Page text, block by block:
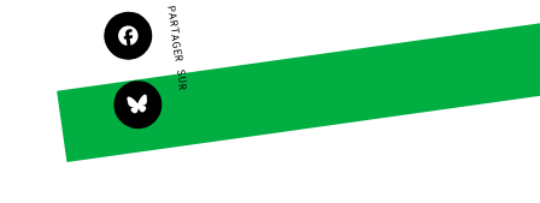
Soutenir les
campagnes
Transmettre tout ou
partie de son
patrimoine
Télécharger
gratuitement les
guides éco-citoyens
PARTAGER SUR